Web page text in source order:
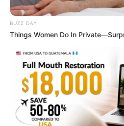
This Movie Is The Main
To Russia
BRAINBERRIES
BUZZ DAY
Things Women Do In